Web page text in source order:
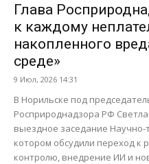
Глава
к каждому
накопленного
среде»
9 Июл, 2026 14:31
В Норильске под
Росприроднадзора РФ
выездное заседание Научно-
котором обсудили переход к
контролю, внедрение ИИ и